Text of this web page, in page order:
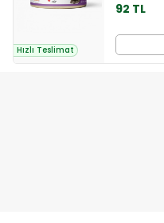
Hızlı Teslimat
92 TL